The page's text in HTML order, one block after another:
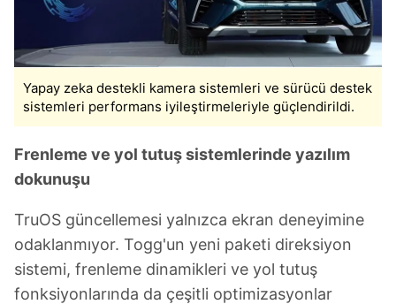
Yapay zeka destekli kamera sistemleri ve sürücü destek
sistemleri performans iyileştirmeleriyle güçlendirildi.
Frenleme ve yol tutuş sistemlerinde yazılım
dokunuşu
TruOS güncellemesi yalnızca ekran deneyimine
odaklanmıyor. Togg'un yeni paketi direksiyon
sistemi, frenleme dinamikleri ve yol tutuş
fonksiyonlarında da çeşitli optimizasyonlar